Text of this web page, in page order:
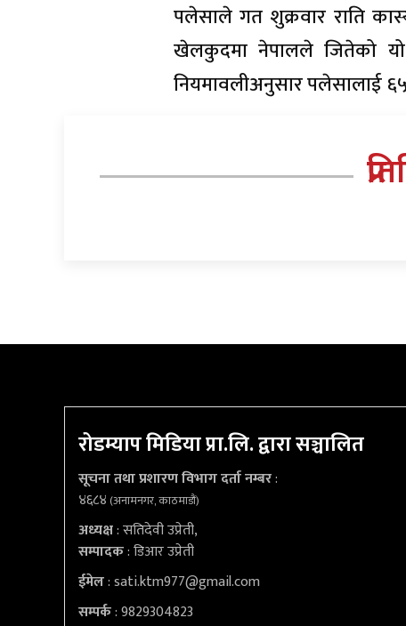
पलेसाले गत शुक्रवार राति
खेलकुदमा नेपालले जितेको यो
नियमावलीअनुसार पलेसालाई
रोडम्याप मिडिया प्रा.लि. द्वारा सञ्चालित
सूचना तथा प्रशारण विभाग दर्ता नम्बर:
४६८४(अनामनगर, काठमाडौं)
अध्यक्ष: सतिदेवी उप्रेती,
सम्पादक: डिआर उप्रेती
ईमेल:sati.ktm977@gmail.com
सम्पर्क: 9829304823